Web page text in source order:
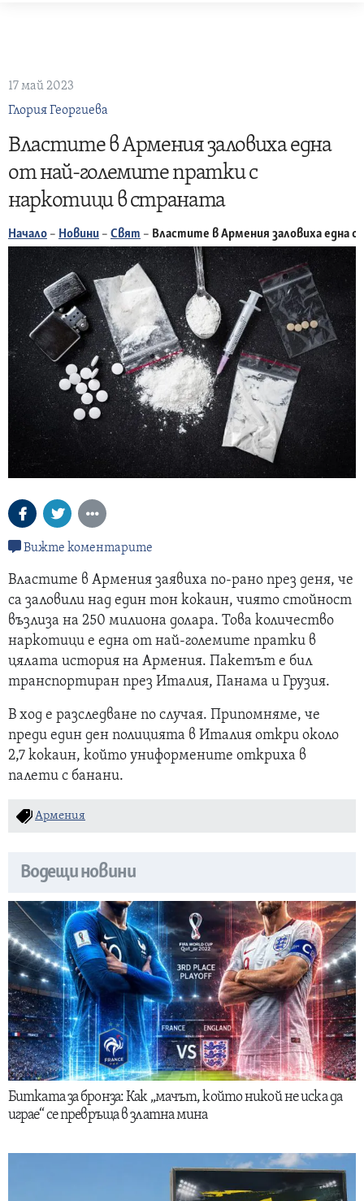
17 май 2023
Глория Георгиева
Властите в Армения заловиха една
от най-големите пратки с
наркотици в страната
Начало – Новини – Свят – Властите в Армения заловиха една
Вижте коментарите
Властите в Армения заявиха по-рано през деня, че
са заловили над един тон кокаин, чиято стойност
възлиза на 250 милиона долара. Това количество
наркотици е една от най-големите пратки в
цялата история на Армения. Пакетът е бил
транспортиран през Италия, Панама и Грузия.
В ход е разследване по случая. Припомняме, че
преди един ден полицията в Италия откри около
2,7 кокаин, който униформените откриха в
палети с банани.
Армения
Водещи новини
Битката за бронза: Как „мачът, който никой не иска да
играе“ се превръща в златна мина